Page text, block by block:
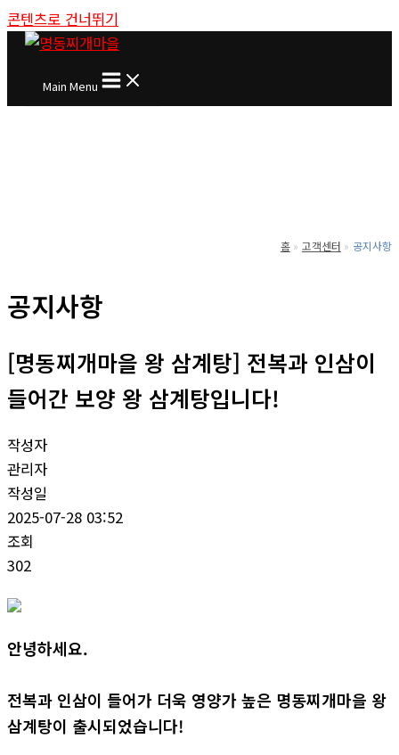
콘텐츠로 건너뛰기
Main Menu
홈 고객센터 공지사항
공지사항
[명동찌개마을 왕 삼계탕] 전복과 인삼이
들어간 보양 왕 삼계탕입니다!
작성자
관리자
작성일
2025-07-28 03:52
조회
302
안녕하세요.
전복과 인삼이 들어가 더욱 영양가 높은 명동찌개마을 왕
삼계탕이 출시되었습니다!